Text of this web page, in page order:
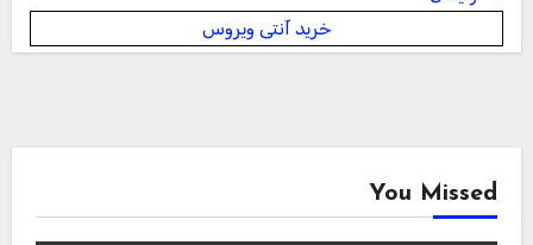
خرید آنتی ویروس
You Missed